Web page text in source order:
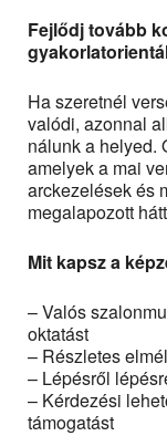
Fejlődj tovább
Ha szeretnél
valódi, azonnal
nálunk a helyed.
amelyek a mai
arckezelések és
megalapozott
Mit kapsz a
– Valós
oktatást
– Részletes
– Lépésről
– Kérdezési
támogatást